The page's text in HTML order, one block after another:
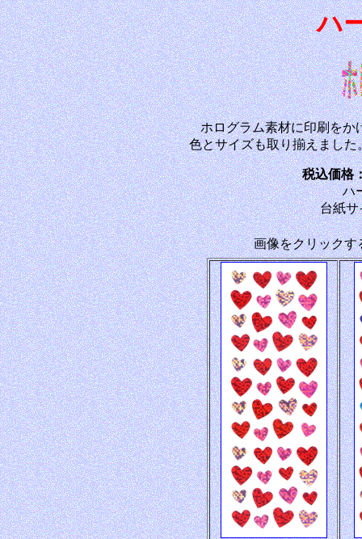
ハ
ホログラム素材に印刷をか
色とサイズも取り揃えました。次
税込価格
ハ
台紙サ
画像をクリックす